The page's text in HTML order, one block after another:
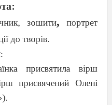
зошити,
портрет
до творів.
:
присвятила вірш
присвячений Олені